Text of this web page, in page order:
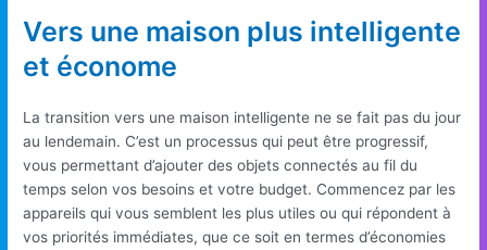
Vers une maison plus intelligente
et économe
La transition vers une maison intelligente ne se fait pas du jour
au lendemain. C’est un processus qui peut être progressif,
vous permettant d’ajouter des objets connectés au fil du
temps selon vos besoins et votre budget. Commencez par les
appareils qui vous semblent les plus utiles ou qui répondent à
vos priorités immédiates, que ce soit en termes d’économies